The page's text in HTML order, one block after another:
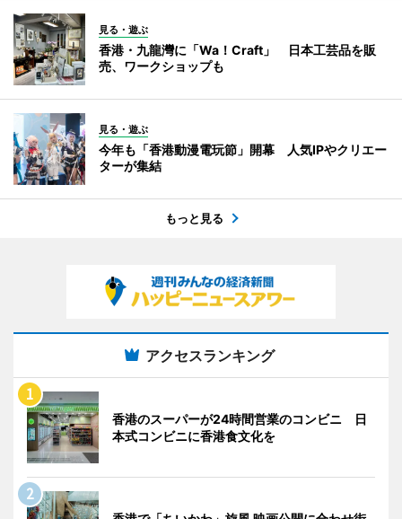
見る・遊ぶ
香港・九龍灣に「Wa！Craft」 日本工芸品を販
売、ワークショップも
見る・遊ぶ
今年も「香港動漫電玩節」開幕 人気IPやクリエー
ターが集結
もっと見る
アクセスランキング
香港のスーパーが24時間営業のコンビニ 日
本式コンビニに香港食文化を